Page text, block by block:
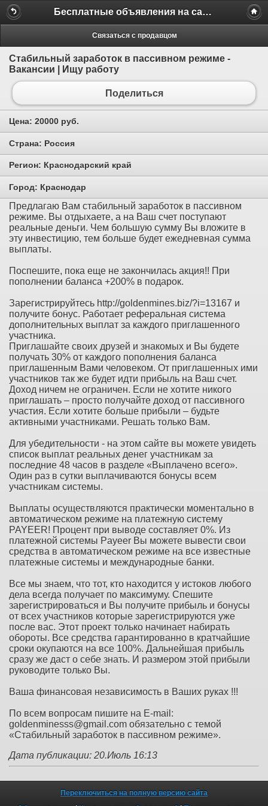
Бесплатные объявления на сайте MILAMO.ru
Связаться с продавцом
Стабильный заработок в пассивном режиме -
Вакансии | Ищу работу
Поделиться
Цена: 20000 руб.
Страна: Россия
Регион: Краснодарский край
Город: Краснодар
Предлагаю Вам стабильный заработок в пассивном
режиме. Вы отдыхаете, а на Ваш счет поступают
реальные деньги. Чем большую сумму Вы вложите в
эту инвестицию, тем больше будет ежедневная сумма
выплаты.
Поспешите, пока еще не закончилась акция!! При
пополнении баланса +200% в подарок.
Зарегистрируйтесь http://goldenmines.biz/?i=13167 и
получите бонус. Работает реферальная система
дополнительных выплат за каждого приглашенного
участника.
Приглашайте своих друзей и знакомых и Вы будете
получать 30% от каждого пополнения баланса
приглашенным Вами человеком. От приглашенных ими
участников так же будет идти прибыль на Ваш счет.
Доход ничем не ограничен. Если не хотите никого
приглашать – просто получайте доход от пассивного
участия. Если хотите больше прибыли – будьте
активными участниками. Решать только Вам.
Для убедительности - на этом сайте вы можете увидеть
список выплат реальных денег участникам за
последние 48 часов в разделе «Выплачено всего».
Один раз в сутки выплачиваются бонусы всем
участникам системы.
Выплаты осуществляются практически моментально в
автоматическом режиме на платежную систему
PAYEER! Процент при выводе составляет 0%. Из
платежной системы Payeer Вы можете вывести свои
средства в автоматическом режиме на все известные
платежные системы и международные банки.
Все мы знаем, что тот, кто находится у истоков любого
дела всегда получает по максимуму. Спешите
зарегистрироваться и Вы получите прибыль и бонусы
от всех участников которые зарегистрируются уже
после вас. Этот проект только начинает набирать
обороты. Все средства гарантированно в кратчайшие
сроки окупаются на все 100%. Дальнейшая прибыль
сразу же даст о себе знать. И размером этой прибыли
руководите только Вы.
Ваша финансовая независимость в Ваших руках !!!
По всем вопросам пишите на E-mail:
goldenminesss@gmail.com обязательно с темой
«Стабильный заработок в пассивном режиме».
Дата публикации: 20.Июль 16:13
Переключиться на полную версию сайта